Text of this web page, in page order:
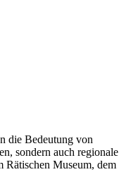
die Bedeutung von
sondern auch regionale
Rätischen Museum, dem